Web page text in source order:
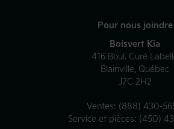
Pour nous joindre
Boisvert Kia
416 Boul. Curé
Blainville, Québec
J7C 2H2
Ventes: (888) 430-
Service et pièces: (450)